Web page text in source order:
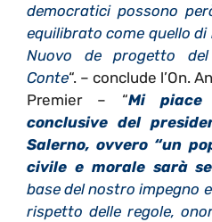
democratici possono
equilibrato come quello di
Nuovo de progetto del
Conte“. – conclude l’On.
Premier – “Mi
conclusive del
Salerno, ovvero “un
civile e morale sarà
base del nostro impegno
rispetto delle regole,